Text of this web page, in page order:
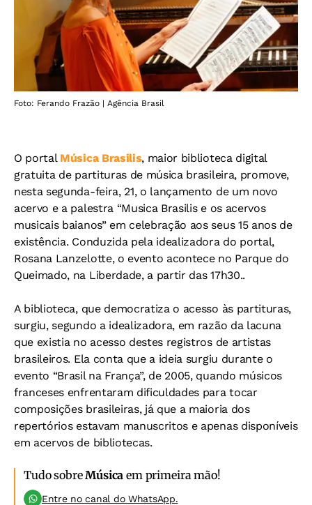
Foto: Ferando Frazão | Agência Brasil
O portal Música Brasilis, maior biblioteca digital
gratuita de partituras de música brasileira, promove,
nesta segunda-feira, 21, o lançamento de um novo
acervo e a palestra “Musica Brasilis e os acervos
musicais baianos” em celebração aos seus 15 anos de
existência. Conduzida pela idealizadora do portal,
Rosana Lanzelotte, o evento acontece no Parque do
Queimado, na Liberdade, a partir das 17h30..
A biblioteca, que democratiza o acesso às partituras,
surgiu, segundo a idealizadora, em razão da lacuna
que existia no acesso destes registros de artistas
brasileiros. Ela conta que a ideia surgiu durante o
evento “Brasil na França”, de 2005, quando músicos
franceses enfrentaram dificuldades para tocar
composições brasileiras, já que a maioria dos
repertórios estavam manuscritos e apenas disponíveis
em acervos de bibliotecas.
Tudo sobreMúsica em primeira mão!
Entre no canal do WhatsApp.